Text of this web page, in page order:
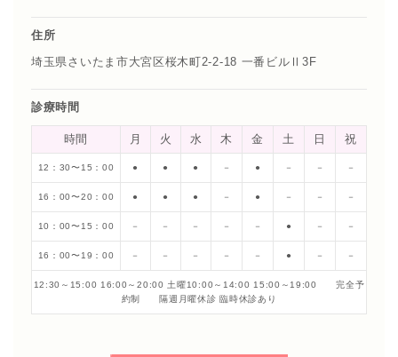
住所
埼玉県さいたま市大宮区桜木町2-2-18 一番ビルⅡ3F
診療時間
時間 月 火 水 木 金 土 日 祝
12：30〜15：00 ● ● ● － ● － － －
16：00〜20：00 ● ● ● － ● － － －
10：00〜15：00 － － － － － ● － －
16：00〜19：00 － － － － － ● － －
12:30～15:00 16:00～20:00 土曜10:00～14:00 15:00～19:00 完全予
約制 隔週月曜休診 臨時休診あり